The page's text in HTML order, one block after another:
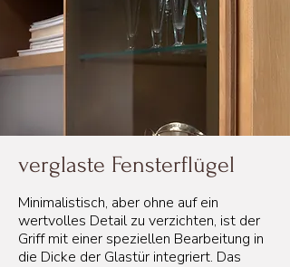
verglaste Fensterflügel
Minimalistisch, aber ohne auf ein
wertvolles Detail zu verzichten, ist der
Griff mit einer speziellen Bearbeitung in
die Dicke der Glastür integriert. Das